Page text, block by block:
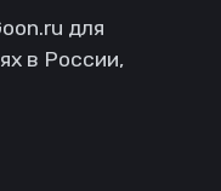
для
в России,